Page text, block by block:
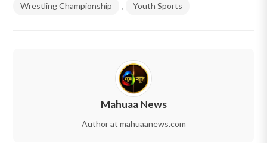
Wrestling Championship , Youth Sports
Mahuaa News
Author at mahuaanews.com